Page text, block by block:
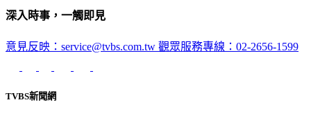
深入時事，一觸即見
意見反映：service@tvbs.com.tw 觀眾服務專線：02-2656-1599
TVBS新聞網